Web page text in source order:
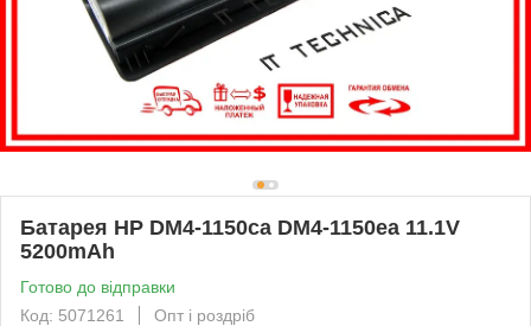
Батарея HP DM4-1150ca DM4-1150ea 11.1V
5200mAh
Готово до відправки
Код: 5071261
Опт і роздріб